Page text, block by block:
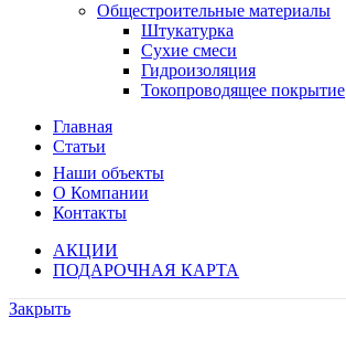
Общестроительные материалы
Штукатурка
Сухие смеси
Гидроизоляция
Токопроводящее покрытие
Главная
Статьи
Наши объекты
О Компании
Контакты
АКЦИИ
ПОДАРОЧНАЯ КАРТА
Закрыть